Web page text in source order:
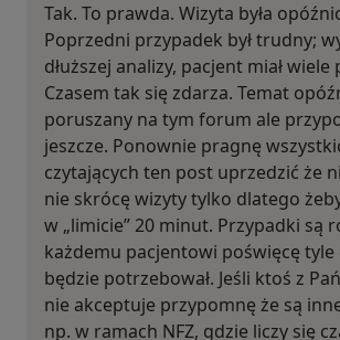
Tak. To prawda. Wizyta była
Poprzedni przypadek był trudny;
dłuższej analizy, pacjent miał wiele
Czasem tak się zdarza. Temat
poruszany na tym forum ale
jeszcze. Ponownie pragnę
czytających ten post uprzedzić że
nie skrócę wizyty tylko dlatego
w „limicie” 20 minut. Przypadki są
każdemu pacjentowi poświęcę tyle
będzie potrzebował. Jeśli ktoś z
nie akceptuje przypomnę że są
np. w ramach NFZ, gdzie liczy się